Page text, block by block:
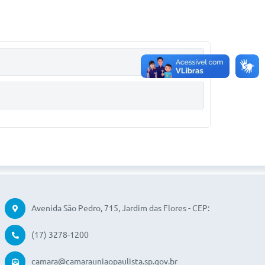
Avenida São Pedro, 715, Jardim das Flores - CEP:
(17) 3278-1200
camara@camarauniaopaulista.sp.gov.br